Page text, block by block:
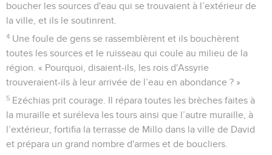
boucher les sources d'eau qui se trouvaient à l’extérieur de
la ville, et ils le soutinrent.
4 Une foule de gens se rassemblèrent et ils bouchèrent
toutes les sources et le ruisseau qui coule au milieu de la
région. « Pourquoi, disaient-ils, les rois d'Assyrie
trouveraient-ils à leur arrivée de l’eau en abondance ? »
5 Ezéchias prit courage. Il répara toutes les brèches faites à
la muraille et suréleva les tours ainsi que l’autre muraille, à
l’extérieur, fortifia la terrasse de Millo dans la ville de David
et prépara un grand nombre d'armes et de boucliers.